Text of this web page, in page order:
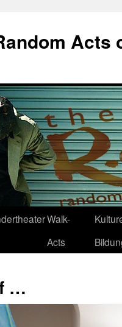
Acts
Walk-
Acts
…